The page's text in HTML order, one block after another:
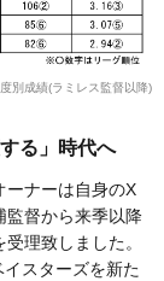
別成績(ラミレス監督以降)
る」時代へ
ナーは自身のX
監督から来季以降
理致しました。
スターズを新た